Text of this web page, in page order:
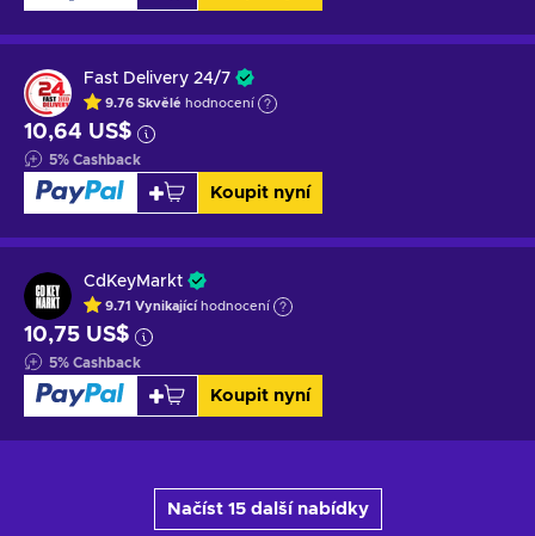
Fast Delivery 24/7
9.76 Skvělé hodnocení
10,64 US$
5% Cashback
Koupit nyní
CdKeyMarkt
9.71 Vynikající hodnocení
10,75 US$
5% Cashback
Koupit nyní
Načíst 15 další nabídky